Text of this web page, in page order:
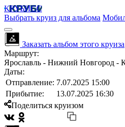
КРУБИСС
Выбрать круиз для альбома
Заказать альбом этого круиза
Маршрут:
Ярославль - Нижний Новгород -
Даты:
Отправление: 7.07.2025 15:00
Прибытие:
13.07.2025 16:30
Поделиться круизом